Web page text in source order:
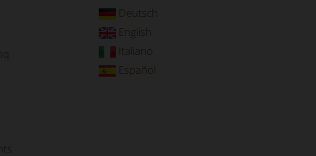
Deutsch
English
Italiano
Español